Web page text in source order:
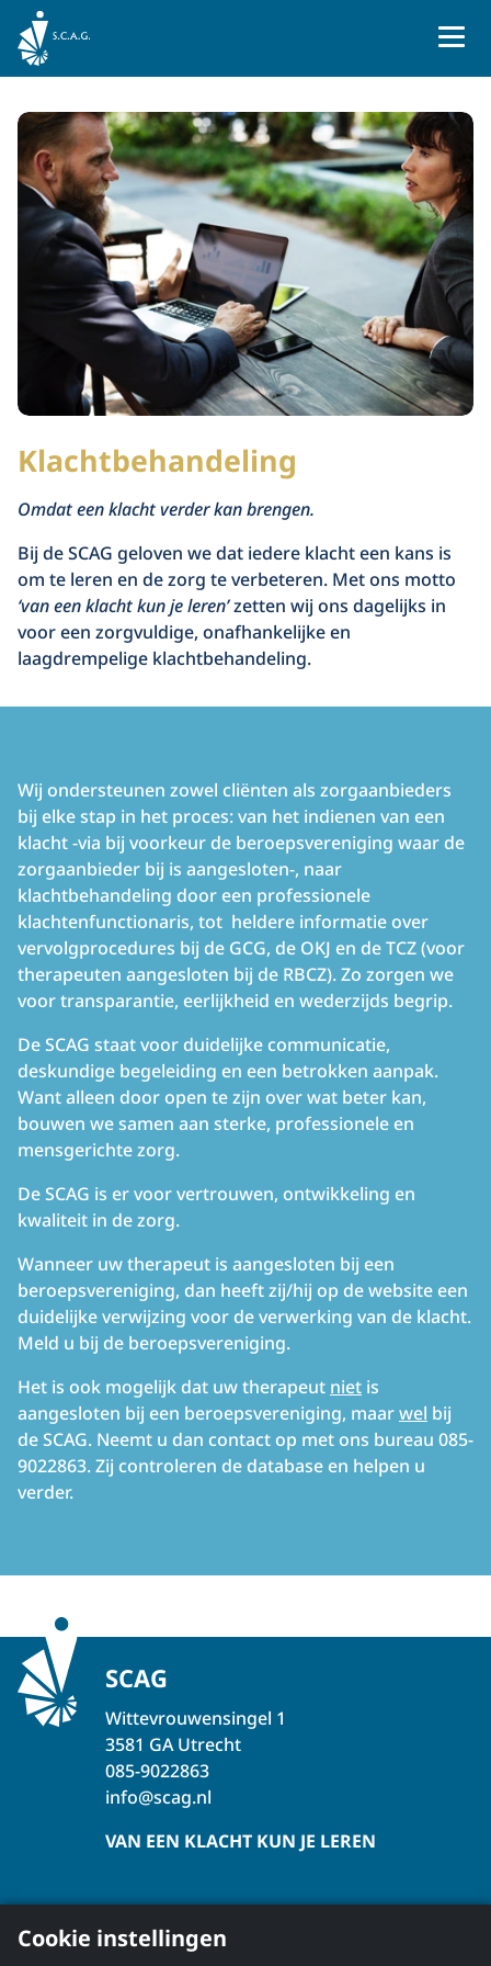
Cookie instellingen
Naar homepage
Klachtbehandeling
Omdat een klacht verder kan brengen.
Bij de SCAG geloven we dat iedere klacht een kans is
om te leren en de zorg te verbeteren. Met ons motto
‘van een klacht kun je leren’zetten wij ons dagelijks in
voor een zorgvuldige, onafhankelijke en
laagdrempelige klachtbehandeling.
Wij ondersteunen zowel cliënten als zorgaanbieders
bij elke stap in het proces: van het indienen van een
klacht -via bij voorkeur de beroepsvereniging waar de
zorgaanbieder bij is aangesloten-, naar
klachtbehandeling door een professionele
klachtenfunctionaris, tot heldere informatie over
vervolgprocedures bij de GCG, de OKJ en de TCZ (voor
therapeuten aangesloten bij de RBCZ). Zo zorgen we
voor transparantie, eerlijkheid en wederzijds begrip.
De SCAG staat voor duidelijke communicatie,
deskundige begeleiding en een betrokken aanpak.
Want alleen door open te zijn over wat beter kan,
bouwen we samen aan sterke, professionele en
mensgerichte zorg.
De SCAG is er voor vertrouwen, ontwikkeling en
kwaliteit in de zorg.
Wanneer uw therapeut is aangesloten bij een
beroepsvereniging, dan heeft zij/hij op de website een
duidelijke verwijzing voor de verwerking van de klacht.
Meld u bij de beroepsvereniging.
Het is ook mogelijk dat uw therapeut niet is
aangesloten bij een beroepsvereniging, maarwel bij
de SCAG. Neemt u dan contact op met ons bureau 085-
9022863. Zij controleren de database en helpen u
verder.
SCAG
Wittevrouwensingel 1
3581 GA Utrecht
085-9022863
info@scag.nl
VAN EEN KLACHT KUN JE LEREN
Klachtbehandeling